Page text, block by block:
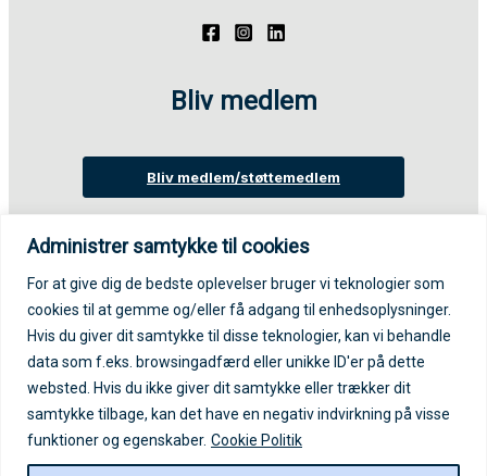
Administrer samtykke til cookies
For at give dig de bedste oplevelser bruger vi teknologier som
cookies til at gemme og/eller få adgang til enhedsoplysninger.
Hvis du giver dit samtykke til disse teknologier, kan vi behandle
data som f.eks. browsingadfærd eller unikke ID'er på dette
websted. Hvis du ikke giver dit samtykke eller trækker dit
samtykke tilbage, kan det have en negativ indvirkning på visse
funktioner og egenskaber. Cookie Politik
Bliv medlem
Bliv medlem/støttemedlem
Login på medlemsportal
Log ind på medlemsportal